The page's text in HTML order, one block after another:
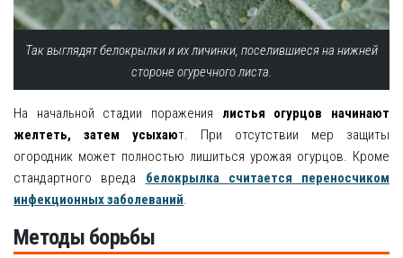
Так выглядят белокрылки и их личинки, поселившиеся на нижней
стороне огуречного листа.
На начальной стадии поражения листья огурцов начинают
желтеть, затем усыхают. При отсутствии мер защиты
огородник может полностью лишиться урожая огурцов. Кроме
стандартного вреда белокрылка считается переносчиком
инфекционных заболеваний.
Методы борьбы